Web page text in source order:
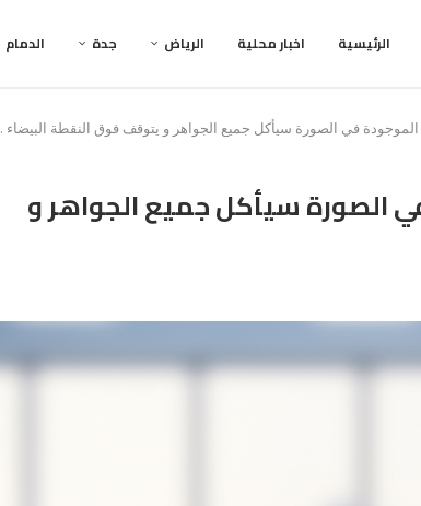
الرئيسية اخبار محلية الرياض جدة الدمام
الموجودة في الصورة سيأكل جميع الجواهر و يتوقف فوق النقطة البيضاء .
في الصورة سيأكل جميع الجواهر و